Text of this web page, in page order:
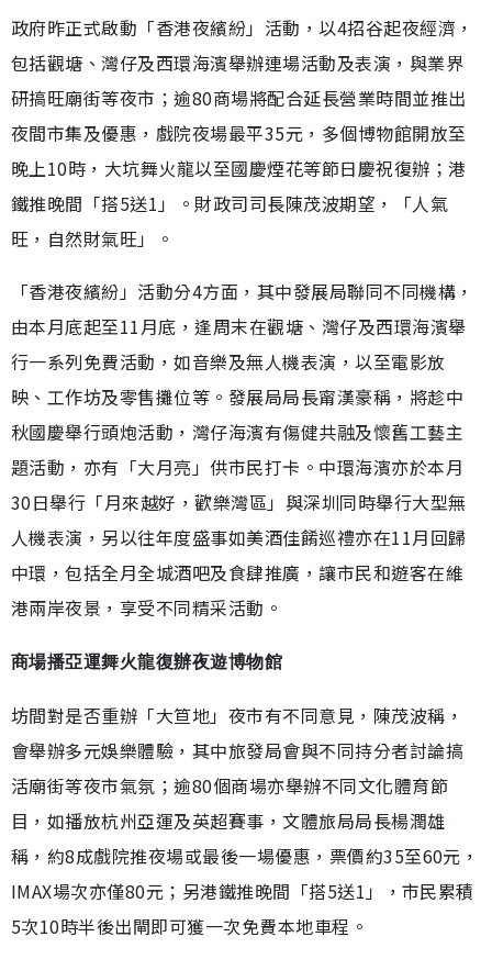
政府昨正式啟動「香港夜繽紛」活動，以4招谷起夜經濟，
包括觀塘、灣仔及西環海濱舉辦連場活動及表演，與業界
研搞旺廟街等夜市；逾80商場將配合延長營業時間並推出
夜間市集及優惠，戲院夜場最平35元，多個博物館開放至
晚上10時，大坑舞火龍以至國慶煙花等節日慶祝復辦；港
鐵推晚間「搭5送1」。財政司司長陳茂波期望，「人氣
旺，自然財氣旺」。
「香港夜繽紛」活動分4方面，其中發展局聯同不同機構，
由本月底起至11月底，逢周末在觀塘、灣仔及西環海濱舉
行一系列免費活動，如音樂及無人機表演，以至電影放
映、工作坊及零售攤位等。發展局局長甯漢豪稱，將趁中
秋國慶舉行頭炮活動，灣仔海濱有傷健共融及懷舊工藝主
題活動，亦有「大月亮」供市民打卡。中環海濱亦於本月
30日舉行「月來越好，歡樂灣區」與深圳同時舉行大型無
人機表演，另以往年度盛事如美酒佳餚巡禮亦在11月回歸
中環，包括全月全城酒吧及食肆推廣，讓市民和遊客在維
港兩岸夜景，享受不同精采活動。
商場播亞運舞火龍復辦夜遊博物館
坊間對是否重辦「大笪地」夜市有不同意見，陳茂波稱，
會舉辦多元娛樂體驗，其中旅發局會與不同持分者討論搞
活廟街等夜市氣氛；逾80個商場亦舉辦不同文化體育節
目，如播放杭州亞運及英超賽事，文體旅局局長楊潤雄
稱，約8成戲院推夜場或最後一場優惠，票價約35至60元，
IMAX場次亦僅80元；另港鐵推晚間「搭5送1」，市民累積
5次10時半後出閘即可獲一次免費本地車程。